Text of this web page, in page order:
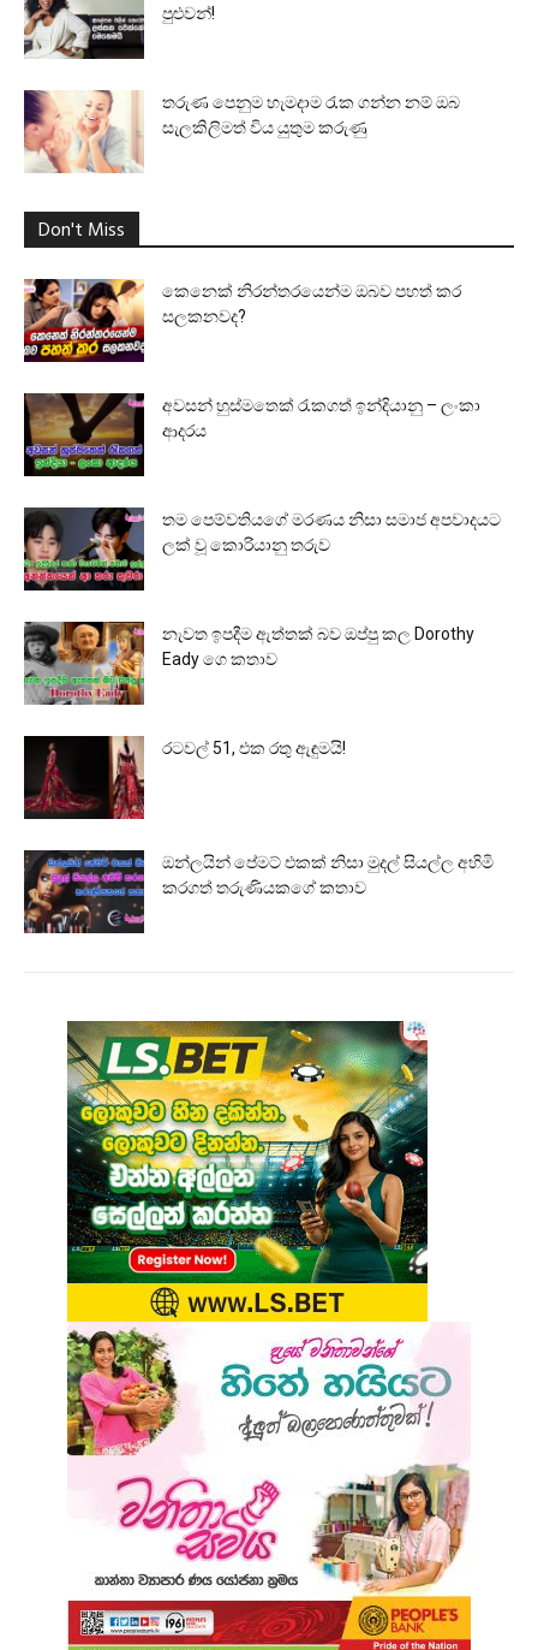
පුළුවන්!
තරුණ පෙනුම හැමදාම රැක ගන්න නම් ඔබ
සැලකිලිමත් විය යුතුම කරුණු
Don't Miss
කෙනෙක් නිරන්තරයෙන්ම ඔබව පහත් කර
සලකනවද?
අවසන් හුස්මතෙක් රැකගත් ඉන්දියානු – ලංකා
ආදරය
තම පෙම්වතියගේ මරණය නිසා සමාජ අපවාදයට
ලක් වූ කොරියානු තරුව
නැවත ඉපදීම ඇත්තක් බව ඔප්පු කල Dorothy
Eady ගෙ කතාව
රටවල් 51, එක රතු ඇඳුමයි!
ඔන්ලයින් පේමට් එකක් නිසා මුදල් සියල්ල අහිමි
කරගත් තරුණියකගේ කතාව